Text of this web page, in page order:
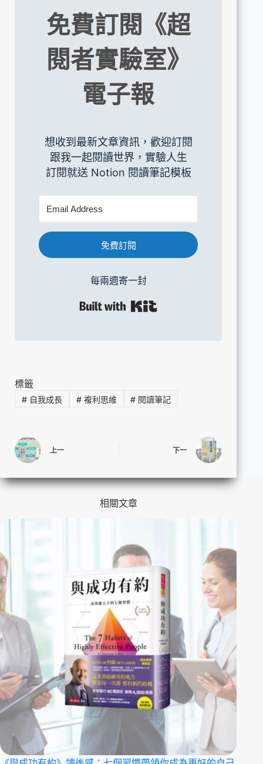
免費訂閱《超
閱者實驗室》
電子報
想收到最新文章資訊，歡迎訂閱
跟我一起閱讀世界，實驗人生
訂閱就送 Notion 閱讀筆記模板
免費訂閱
每兩週寄一封
標籤
#自我成長 #複利思維 # 閱讀筆記
上一 下一
相關文章